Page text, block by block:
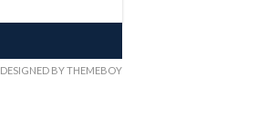
DESIGNED BY THEMEBOY